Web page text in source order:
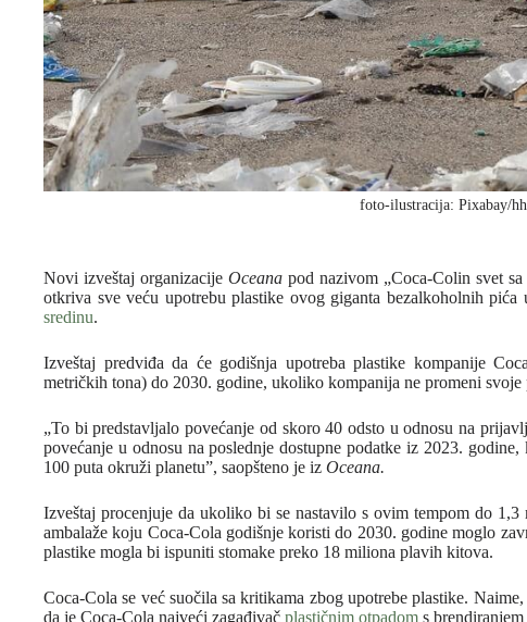
foto-ilustracija: Pixabay/
Novi izveštaj organizacije Oceanapod nazivom „Coca-Colin svet sa
otkriva sve veću upotrebu plastike ovog giganta bezalkoholnih pića
sredinu.
Izveštaj predviđa da će godišnja upotreba plastike kompanije
metričkih tona) do 2030. godine, ukoliko kompanija ne promeni svoje
„To bi predstavljalo povećanje od skoro 40 odsto u odnosu na
povećanje u odnosu na poslednje dostupne podatke iz 2023.
100 puta okruži planetu”, saopšteno je iz Oceana.
Izveštaj procenjuje da ukoliko bi se nastavilo s ovim tempom do
ambalaže koju Coca-Cola godišnje koristi do 2030. godine moglo
plastike mogla bi ispuniti stomake preko 18 miliona plavih kitova.
Coca-Cola se već suočila sa kritikama zbog upotrebe plastike.
da je Coca-Cola najveći zagađivač plastičnim otpadom s